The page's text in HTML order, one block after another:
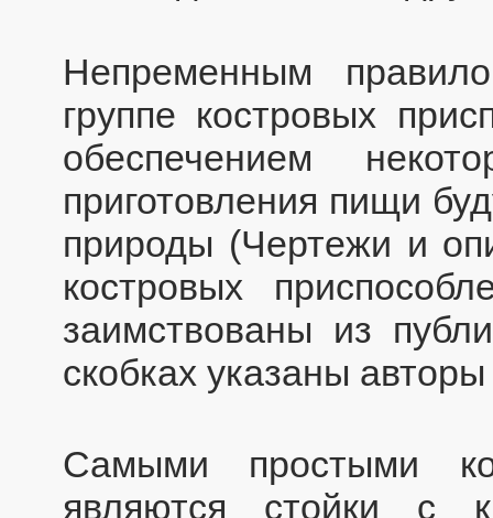
Непременным
группе костровых
обеспечением
приготовления пищи
природы (Чертежи и
костровых
заимствованы из
скобках указаны
Самыми простыми
являются стойки с